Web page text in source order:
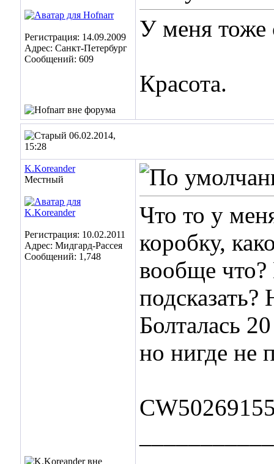
Регистрация: 14.09.2009
Адрес: Санкт-Петербург
Сообщений: 609
У меня тоже
Красота.
06.02.2014,
15:28
K.Koreander
Местный
Регистрация: 10.02.2011
Адрес: Мидгард-Рассея
Сообщений: 1,748
Что то у
коробку,
вообще
подсказать?
Болталась
но нигде не